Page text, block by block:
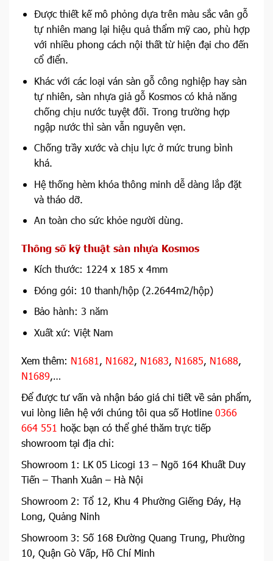
Được thiết kế mô phỏng dựa trên màu sắc vân gỗ
tự nhiên mang lại hiệu quả thẩm mỹ cao, phù hợp
với nhiều phong cách nội thất từ hiện đại cho đến
cổ điển.
Khác với các loại ván sàn gỗ công nghiệp hay sàn
tự nhiên, sàn nhựa giả gỗ Kosmos có khả năng
chống chịu nước tuyệt đối. Trong trường hợp
ngập nước thì sàn vẫn nguyên vẹn.
Chống trầy xước và chịu lực ở mức trung bình
khá.
Hệ thống hèm khóa thông minh dễ dàng lắp đặt
và tháo dỡ.
An toàn cho sức khỏe người dùng.
Thông số kỹ thuật sàn nhựa Kosmos
Kích thước: 1224 x 185 x 4mm
Đóng gói: 10 thanh/hộp (2.2644m2/hộp)
Bảo hành: 3 năm
Xuất xứ: Việt Nam
Xem thêm: N1681, N1682, N1683, N1685, N1688,
N1689,…
Để được tư vấn và nhận báo giá chi tiết về sản phẩm,
vui lòng liên hệ với chúng tôi qua số Hotline 0366
664 551 hoặc bạn có thể ghé thăm trực tiếp
showroom tại địa chỉ:
Showroom 1: LK 05 Licogi 13 – Ngõ 164 Khuất Duy
Tiến – Thanh Xuân – Hà Nội
Showroom 2: Tổ 12, Khu 4 Phường Giếng Đáy, Hạ
Long, Quảng Ninh
Showroom 3: Số 168 Đường Quang Trung, Phường
10, Quận Gò Vấp, Hồ Chí Minh